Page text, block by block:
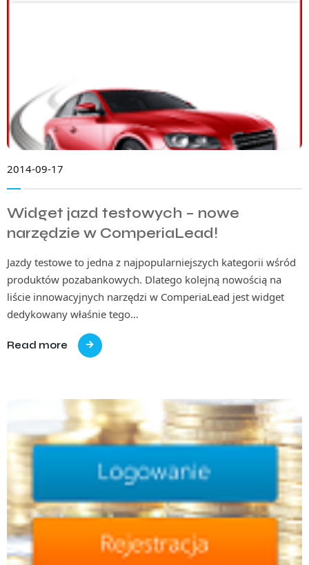
2014-09-17
Widget jazd testowych – nowe
narzędzie w ComperiaLead!
Jazdy testowe to jedna z najpopularniejszych kategorii wśród
produktów pozabankowych. Dlatego kolejną nowością na
liście innowacyjnych narzędzi w ComperiaLead jest widget
dedykowany właśnie tego…
Read more